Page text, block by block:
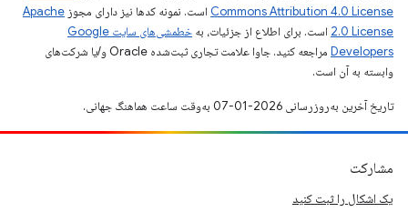
Commons Attribution 4.0 License است. نمونه کدها نیز دارای مجوز Apache
2.0 License است. برای اطلاع از جزئیات، به
خطمشی‌های سایت Google
Developers‏
مراجعه کنید. جاوا علامت تجاری ثبت‌شده Oracle و/یا شرکت‌های
وابسته به آن است.
تاریخ آخرین به‌روزرسانی 2026-01-07 به‌وقت ساعت هماهنگ جهانی.
مشارکت
یک اشکال را ثبت کنید